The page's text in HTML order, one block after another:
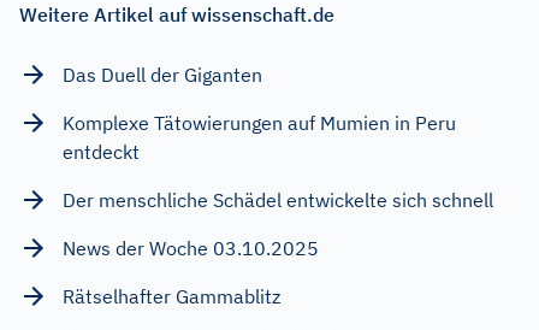
Weitere Artikel auf wissenschaft.de
Das Duell der Giganten
Komplexe Tätowierungen auf Mumien in Peru
entdeckt
Der menschliche Schädel entwickelte sich schnell
News der Woche 03.10.2025
Rätselhafter Gammablitz